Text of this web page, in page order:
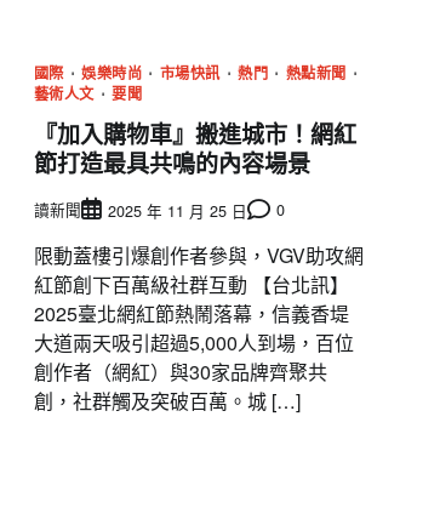
國際 娛樂時尚 市場快訊 熱門
熱點新聞
藝術人文
要聞
『加入購物車』搬進城市！網紅
節打造最具共鳴的內容場景
讀新聞 2025 年 11 月 25 日 0
限動蓋樓引爆創作者參與，VGV助攻網
紅節創下百萬級社群互動 【台北訊】
2025臺北網紅節熱鬧落幕，信義香堤
大道兩天吸引超過5,000人到場，百位
創作者（網紅）與30家品牌齊聚共
創，社群觸及突破百萬。城 […]